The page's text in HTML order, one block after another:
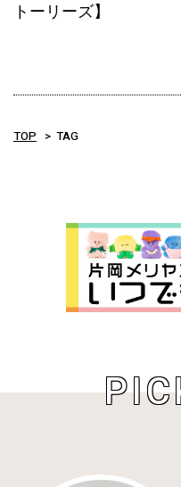
トーリーズ】
TOP TAG